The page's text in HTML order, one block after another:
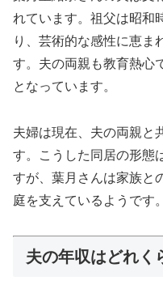
れています。祖父は昭和
り、芸術的な感性に恵ま
す。夫の両親も教育熱心
となっています。
夫婦は現在、夫の両親と
す。こうした同居の形態
すが、葉月さんは家族と
庭を支えているようです。
夫の年収はどれく